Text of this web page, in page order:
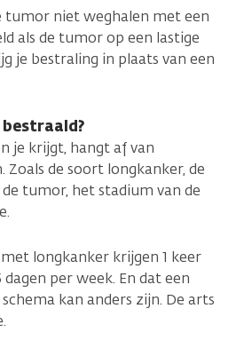
tumor niet weghalen met een
als de tumor op een lastige
je bestraling in plaats van een
je krijgt, hangt af van
Zoals de soort longkanker, de
tumor, het stadium van de
longkanker krijgen 1 keer
per week. En dat een
kan anders zijn. De arts